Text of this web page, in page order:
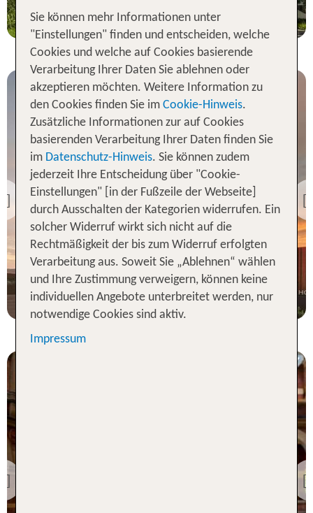
Previous
Sydney
Vibe Hotel Canberra
86 % Weiterempfehlung
7 Nächte, Ü, DZ
p.P. ab 1706 €
Previous
Sie können mehr Informationen unter
"Einstellungen" finden und entscheiden, welche
Cookies und welche auf Cookies basierende
Verarbeitung Ihrer Daten Sie ablehnen oder
akzeptieren möchten. Weitere Information zu
den Cookies finden Sie im Cookie-Hinweis.
Zusätzliche Informationen zur auf Cookies
basierenden Verarbeitung Ihrer Daten finden Sie
im Datenschutz-Hinweis. Sie können zudem
jederzeit Ihre Entscheidung über "Cookie-
Einstellungen" [in der Fußzeile der Webseite]
durch Ausschalten der Kategorien widerrufen. Ein
solcher Widerruf wirkt sich nicht auf die
Rechtmäßigkeit der bis zum Widerruf erfolgten
Verarbeitung aus. Soweit Sie „Ablehnen“ wählen
und Ihre Zustimmung verweigern, können keine
individuellen Angebote unterbreitet werden, nur
notwendige Cookies sind aktiv.
Impressum